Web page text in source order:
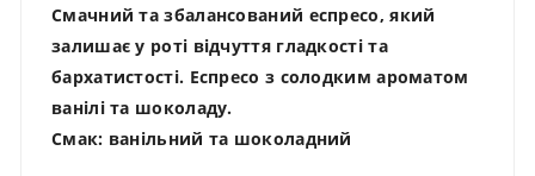
Смачний та збалансований еспресо, який
залишає у роті відчуття гладкості та
бархатистості. Еспресо з солодким ароматом
ванілі та шоколаду.
Смак: ванільний та шоколадний